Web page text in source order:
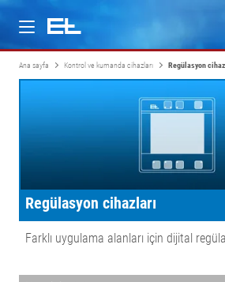
Ürünler
Firma
Ana sayfa Kontrol ve kumanda cihazları Regülasyon
Regülasyon cihazları
Farklı uygulama alanları için dijital